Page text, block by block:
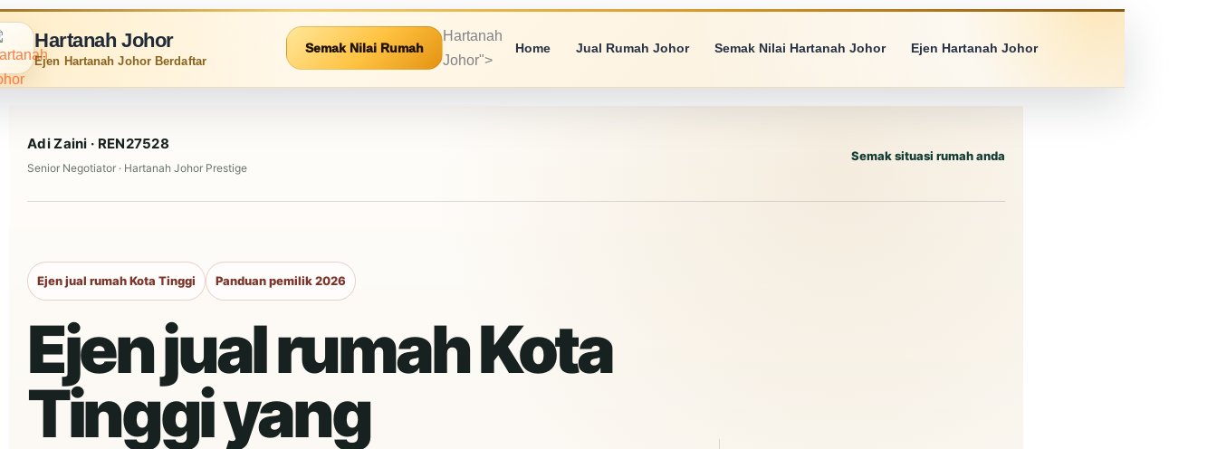
Hartanah Johor
Ejen Hartanah Johor Berdaftar
Semak Nilai Rumah
Hartanah
Johor">
Home Jual Rumah Johor Semak Nilai Hartanah Johor Ejen Hartanah Johor
Adi Zaini · REN27528
Senior Negotiator · Hartanah Johor Prestige
Semak situasi rumah anda
Ejen jual rumah Kota Tinggi Panduan pemilik 2026
Ejen jual rumah Kota
Tinggi yang